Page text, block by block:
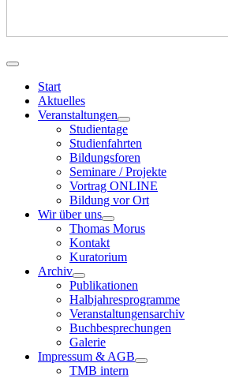
Start
Aktuelles
Veranstaltungen
Studientage
Studienfahrten
Bildungsforen
Seminare / Projekte
Vortrag ONLINE
Bildung vor Ort
Wir über uns
Thomas Morus
Kontakt
Kuratorium
Archiv
Publikationen
Halbjahresprogramme
Veranstaltungensarchiv
Buchbesprechungen
Galerie
Impressum & AGB
TMB intern